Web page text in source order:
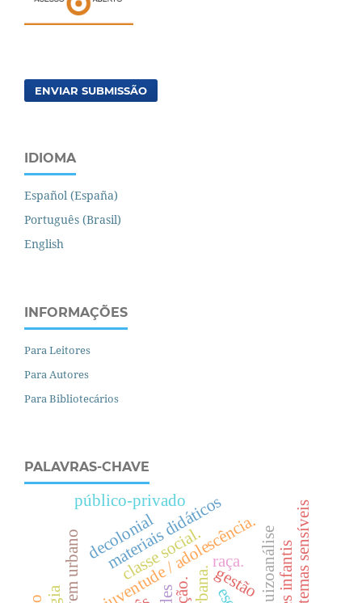
ENVIAR SUBMISSÃO
IDIOMA
Español (España)
Português (Brasil)
English
INFORMAÇÕES
Para Leitores
Para Autores
Para Bibliotecários
PALAVRAS-CHAVE
juventude / adolescência.
.
c
l
a
s
s
e
s
o
c
i
a
l. raça.
gestão
materiais didáticos
público-privado
esquizoanálise
decolonial temas sensíveis